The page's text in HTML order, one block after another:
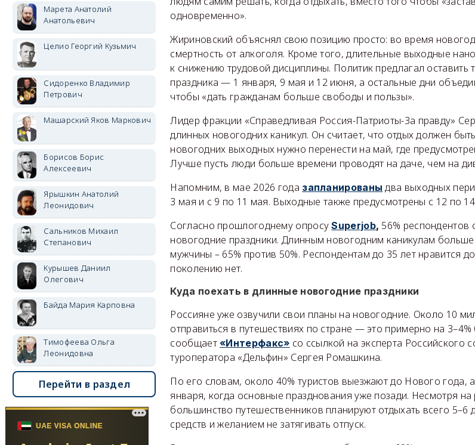
одновременно».
Жириновский объяснял свою позицию просто: во время
смертность от алкоголя. Кроме того, длительные выходные
к снижению трудовой дисциплины. Политик предлагал оставить
праздника — 1 января, 9 мая и 12 июня, а остальные дни
чтобы «дать гражданам больше свободы и пользы».
Лидер фракции «Справедливая Россия-Патриоты-За правду»
длинных новогодних каникул. Он считает, что отдых должен
новогодних выходных нужно перенести на май, где
Лучше пусть люди больше времени проводят на даче, чем на
Напомним, в мае 2026 года запланированы два выходных
3 мая и с 9 по 11 мая. Выходные также предусмотрены с 12 по
Согласно прошлогоднему опросуSuperjob, 56% респондентов
новогодние праздники. Длинным новогодним каникулам
мужчины – 65% против 50%. Респондентам до 35 лет нравится
поколению нет.
Куда поехать в длинные новогодние праздники
Россияне уже озвучили свои планы на новогодние. Около 10
отправиться в путешествиях по стране — это примерно на
сообщает «Интерфакс» со ссылкой на эксперта Российского
туроператора «Дельфин» Сергея Ромашкина.
По его словам, около 40% туристов выезжают до Нового года,
января, когда основные празднования уже позади. Несмотря
большинство путешественников планируют отдыхать всего 5–6
средств и желанием не затягивать отпуск.
Марета Анатолий
Анатольевич
Целио Георгий Кузьмич
Сидоренко Владимир
Петрович
Машарский Яков Маркович
Борисов Борис
Алексеевич
Ярышкин Анатолий
Леонидович
Сальников Михаил
Степанович
Курышев Даниил
Олегович
Байда Мария Карповна
Тимофеева Ольга
Леонидовна
Перейти в раздел